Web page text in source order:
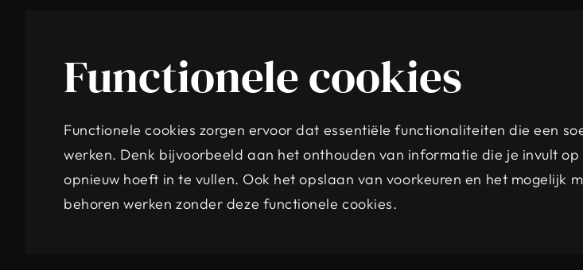
Functionele cookies
Functionele cookies zorgen ervoor dat essentiële functionaliteiten die een
werken. Denk bijvoorbeeld aan het onthouden van informatie die je invult
opnieuw hoeft in te vullen. Ook het opslaan van voorkeuren en het mogelijk
behoren werken zonder deze functionele cookies.